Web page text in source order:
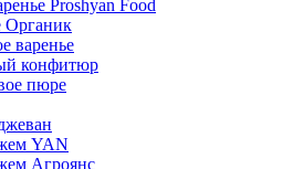
Proshyan Food
Органик
варенье
конфитюр
пюре
YAN
Агроянс